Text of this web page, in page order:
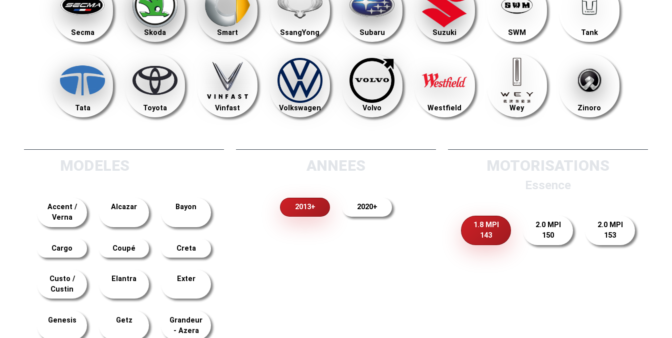
Secma Skoda Smart SsangYong Subaru Suzuki SWM Tank
Tata Toyota Vinfast Volkswagen Volvo Westfield Wey Zinoro
MODELES
Accent /
Verna
Alcazar Bayon
Cargo Coupé Creta
Custo /
Custin
Elantra Exter
Genesis Getz
Grandeur
- Azera
ANNEES
2013+ 2020+
MOTORISATIONS
Essence
1.8 MPI
143
2.0 MPI
150
2.0 MPI
153